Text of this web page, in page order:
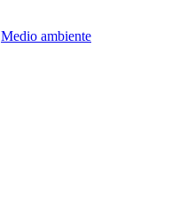
Medio ambiente